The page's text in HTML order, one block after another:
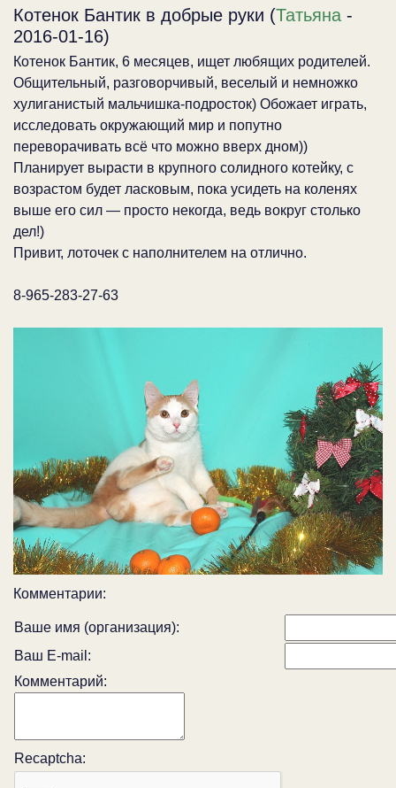
Котенок Бантик в добрые руки (Татьяна -
2016-01-16)
Котенок Бантик, 6 месяцев, ищет любящих родителей.
Общительный, разговорчивый, веселый и немножко
хулиганистый мальчишка-подросток) Обожает играть,
исследовать окружающий мир и попутно
переворачивать всё что можно вверх дном))
Планирует вырасти в крупного солидного котейку, с
возрастом будет ласковым, пока усидеть на коленях
выше его сил — просто некогда, ведь вокруг столько
дел!)
Привит, лоточек с наполнителем на отлично.
8-965-283-27-63
Комментарии:
Ваше имя (организация):
Ваш E-mail:
Комментарий:
Recaptcha: